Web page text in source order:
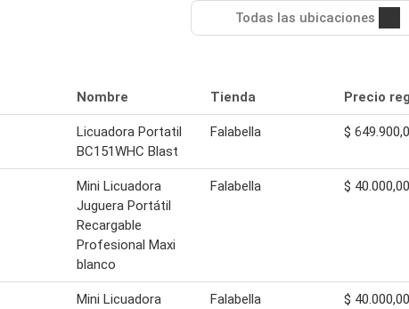
Todas las ubicaciones
Nombre Tienda Precio
Licuadora Portatil
BC151WHC Blast
Falabella $
Mini Licuadora
Juguera Portátil
Recargable
Profesional Maxi
blanco
Falabella $ 40.000,00
Mini Licuadora
Falabella $ 40.000,00